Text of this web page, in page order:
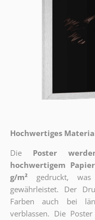
Hochwertiges
Die
Poster
hochwertigem
g/m²
gedruckt,
gewährleistet. Der
Farben auch bei
verblassen. Die